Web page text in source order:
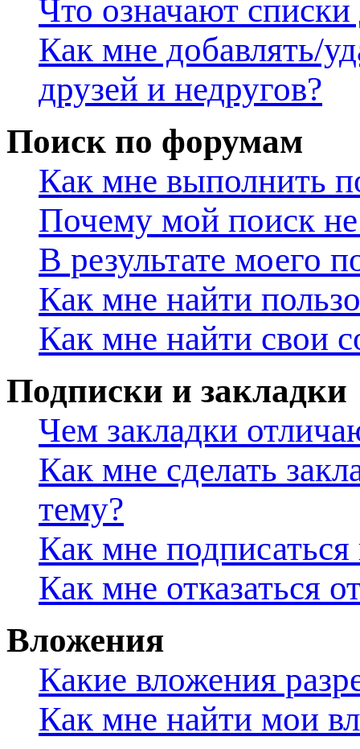
Что означают списки
Как мне добавлять/
друзей и недругов?
Поиск по форумам
Как мне выполнить
Почему мой поиск не
В результате моего
Как мне найти
Как мне найти свои
Подписки и закладки
Чем закладки
Как мне сделать
тему?
Как мне
Как мне отказаться
Вложения
Какие вложения
Как мне найти мои